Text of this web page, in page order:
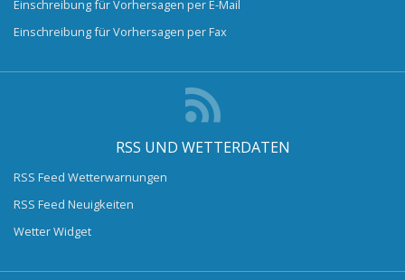
Einschreibung für Vorhersagen per E-Mail
Einschreibung für Vorhersagen per Fax
RSS UND WETTERDATEN
RSS Feed Wetterwarnungen
RSS Feed Neuigkeiten
Wetter Widget